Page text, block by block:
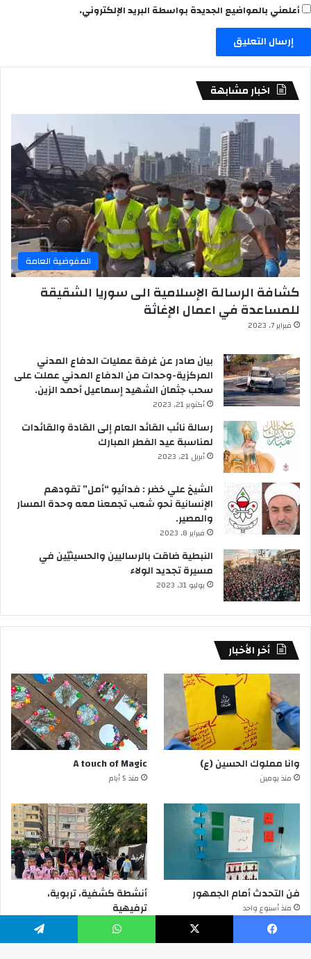
أعلمني بالمواضيع الجديدة بواسطة البريد الإلكتروني.
اخبار مشابهة
المفوضية العامة
كشافة الرسالة الإسلامية الى سوريا الشقيقة
للمساعدة في اعمال الإغاثة
فبراير 7, 2023
بيان صادر عن غرفة عمليات الدفاع المدني
المركزية-وحدات من الدفاع المدني عملت على
سحب جثمان الشهيد إسماعيل أحمد الزين.
أكتوبر 21, 2023
رسالة نائب القائد العام إلى القادة والقائدات
لمناسبة عيد الفطر المبارك
أبريل 21, 2023
الشيخ علي خضر : فدائيو “أمل” تقودهم
الإنسانية نحو شعب تجمعنا معه وحدة المسار
والمصير.
فبراير 8, 2023
النبطية ضاقت بالرساليين والحسينيّين في
مسيرة تجديد الولاء
يوليو 31, 2023
أخر الأخبار
وانا مملوك الحسين (ع)
منذ يومين
A touch of Magic
منذ 5 أيام
فن التحدث أمام الجمهور
منذ أسبوع واحد
أنشطة كشفية، تربوية،
ترفيهية
منذ أسبوع واحد
فيسبوك ‫X واتساب تيلقرام